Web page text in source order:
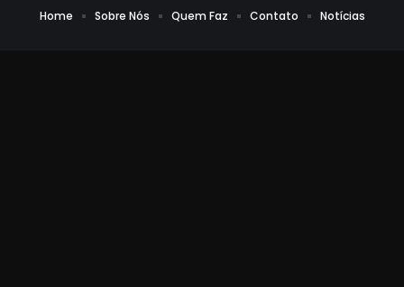
Home Sobre Nós Quem Faz Contato Notícias